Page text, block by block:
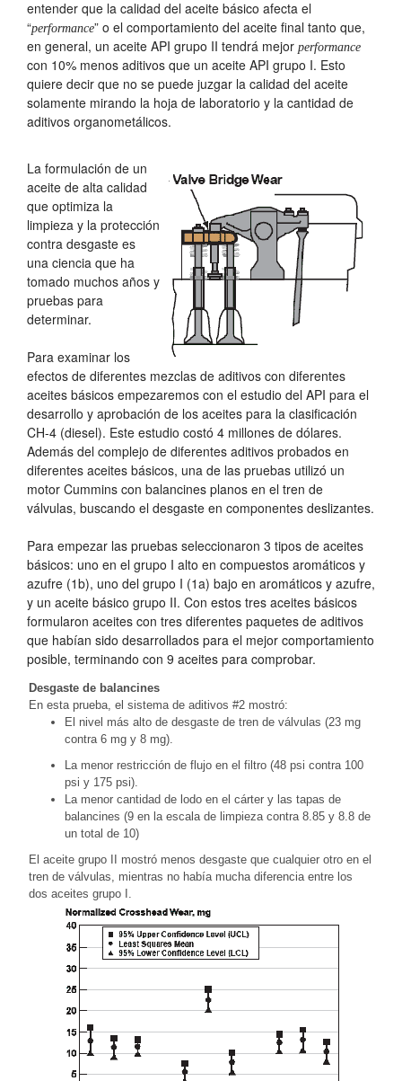
entender que la calidad del aceite básico afecta el
“performance” o el comportamiento del aceite final tanto que,
en general, un aceite API grupo II tendrá mejor performance
con 10% menos aditivos que un aceite API grupo I. Esto
quiere decir que no se puede juzgar la calidad del aceite
solamente mirando la hoja de laboratorio y la cantidad de
aditivos organometálicos.
La formulación de un
aceite de alta calidad
que optimiza la
limpieza y la protección
contra desgaste es
una ciencia que ha
tomado muchos años y
pruebas para
determinar.
Para examinar los
efectos de diferentes mezclas de aditivos con diferentes
aceites básicos empezaremos con el estudio del API para el
desarrollo y aprobación de los aceites para la clasificación
CH-4 (diesel). Este estudio costó 4 millones de dólares.
Además del complejo de diferentes aditivos probados en
diferentes aceites básicos, una de las pruebas utilizó un
motor Cummins con balancines planos en el tren de
válvulas, buscando el desgaste en componentes deslizantes.
Para empezar las pruebas seleccionaron 3 tipos de aceites
básicos: uno en el grupo I alto en compuestos aromáticos y
azufre (1b), uno del grupo I (1a) bajo en aromáticos y azufre,
y un aceite básico grupo II. Con estos tres aceites básicos
formularon aceites con tres diferentes paquetes de aditivos
que habían sido desarrollados para el mejor comportamiento
posible, terminando con 9 aceites para comprobar.
Desgaste de balancines
En esta prueba, el sistema de aditivos #2 mostró:
El nivel más alto de desgaste de tren de válvulas (23 mg
contra 6 mg y 8 mg).
La menor restricción de flujo en el filtro (48 psi contra 100
psi y 175 psi).
La menor cantidad de lodo en el cárter y las tapas de
balancines (9 en la escala de limpieza contra 8.85 y 8.8 de
un total de 10)
El aceite grupo II mostró menos desgaste que cualquier otro en el
tren de válvulas, mientras no había mucha diferencia entre los
dos aceites grupo I.